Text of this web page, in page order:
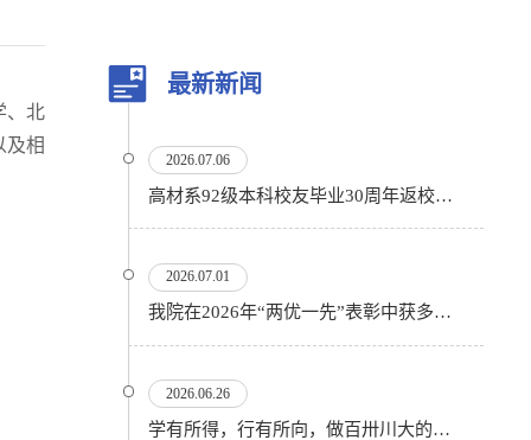
、北
及相
最新新闻
2026.07.06
高材系92级本科校友毕业30周年返校活动顺利举行
2026.07.01
我院在2026年“两优一先”表彰中获多项殊荣
2026.06.26
学有所得，行有所向，做百卅川大的薪火赓续者——校长汪劲松在四川大学2026届学生毕业典礼上的...